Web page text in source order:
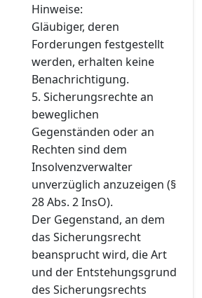
Hinweise:
Gläubiger, deren
Forderungen festgestellt
werden, erhalten keine
Benachrichtigung.
5. Sicherungsrechte an
beweglichen
Gegenständen oder an
Rechten sind dem
Insolvenzverwalter
unverzüglich anzuzeigen (§
28 Abs. 2 InsO).
Der Gegenstand, an dem
das Sicherungsrecht
beansprucht wird, die Art
und der Entstehungsgrund
des Sicherungsrechts